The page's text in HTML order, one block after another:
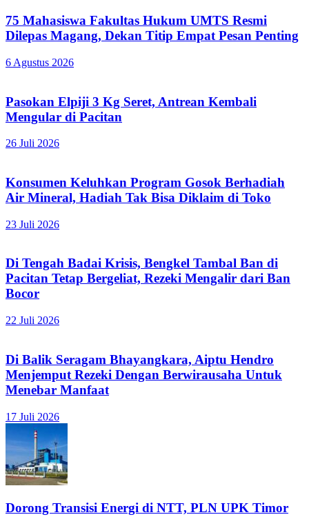
75 Mahasiswa Fakultas Hukum UMTS Resmi
Dilepas Magang, Dekan Titip Empat Pesan Penting
6 Agustus 2026
Pasokan Elpiji 3 Kg Seret, Antrean Kembali
Mengular di Pacitan
26 Juli 2026
Konsumen Keluhkan Program Gosok Berhadiah
Air Mineral, Hadiah Tak Bisa Diklaim di Toko
23 Juli 2026
Di Tengah Badai Krisis, Bengkel Tambal Ban di
Pacitan Tetap Bergeliat, Rezeki Mengalir dari Ban
Bocor
22 Juli 2026
Di Balik Seragam Bhayangkara, Aiptu Hendro
Menjemput Rezeki Dengan Berwirausaha Untuk
Menebar Manfaat
17 Juli 2026
Dorong Transisi Energi di NTT, PLN UPK Timor